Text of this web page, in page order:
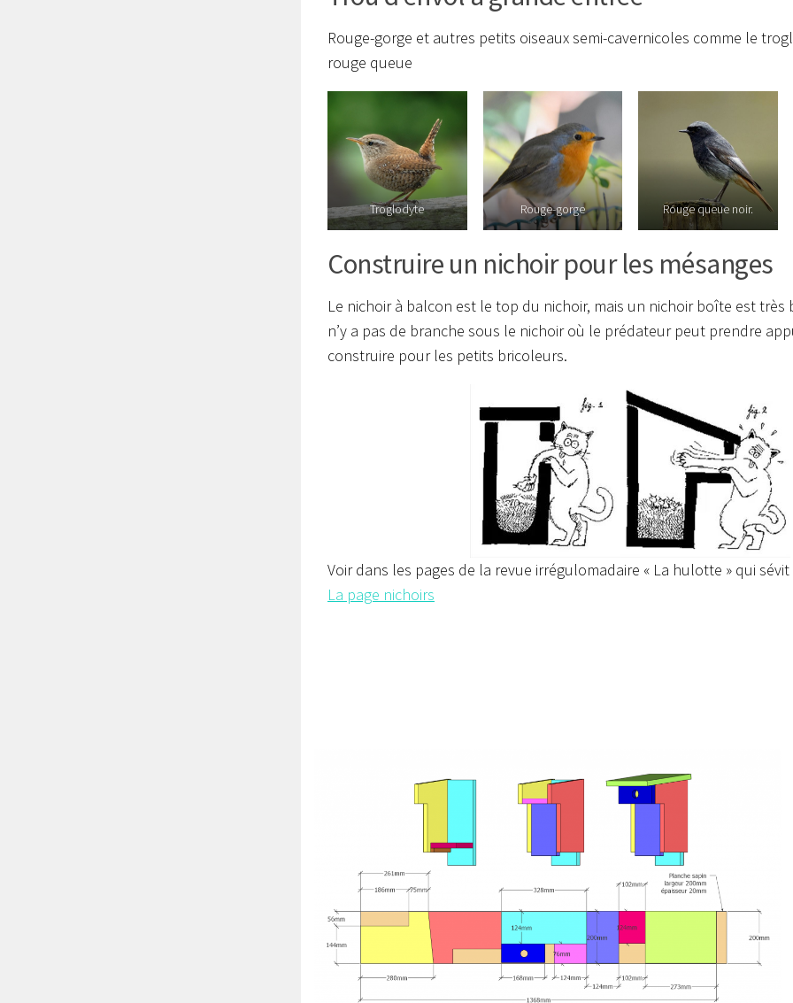
Rouge-gorge et autres petits oiseaux semi-cavernicoles comme le
rouge queue
Troglodyte Rouge-gorge Rouge queue noir.
Construire un nichoir pour les mésanges
Le nichoir à balcon est le top du nichoir, mais un nichoir boîte est très
n’y a pas de branche sous le nichoir où le prédateur peut prendre
construire pour les petits bricoleurs.
Voir dans les pages de la revue irrégulomadaire « La hulotte » qui
La page nichoirs